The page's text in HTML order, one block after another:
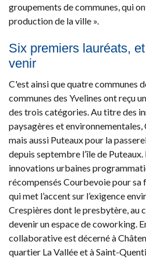
groupements de communes, qui
production de la ville ».
Six premiers lauréats,
venir
C'est ainsi que quatre communes
communes des Yvelines ont reçu
des trois catégories. Au titre des
paysagères et environnementales,
mais aussi Puteaux pour la
depuis septembre l’île de
innovations urbaines
récompensés Courbevoie pour sa
qui met l’accent sur l’exigence
Crespières dont le presbytère, au
devenir un espace de coworking.
collaborative est décerné à
quartier La Vallée et à Saint-